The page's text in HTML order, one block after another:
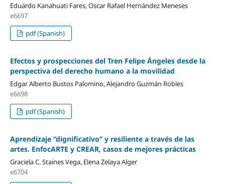
Eduardo Kanahuati Fares, Oscar Rafael Hernández Meneses
e6697
pdf (Spanish)
Efectos y prospecciones del Tren Felipe Ángeles desde la
perspectiva del derecho humano a la movilidad
Edgar Alberto Bustos Palomino, Alejandro Guzmán Robles
e6698
pdf (Spanish)
Aprendizaje “dignificativo” y resiliente a través de las
artes. EnfocARTE y CREAR, casos de mejores prácticas
Graciela C. Staines Vega, Elena Zelaya Alger
e6704